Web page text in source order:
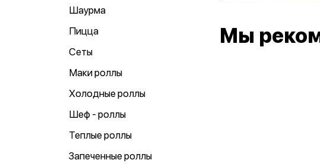
Шаурма
Пицца
Сеты
Маки роллы
Холодные роллы
Шеф - роллы
Теплые роллы
Запеченные роллы
Мы